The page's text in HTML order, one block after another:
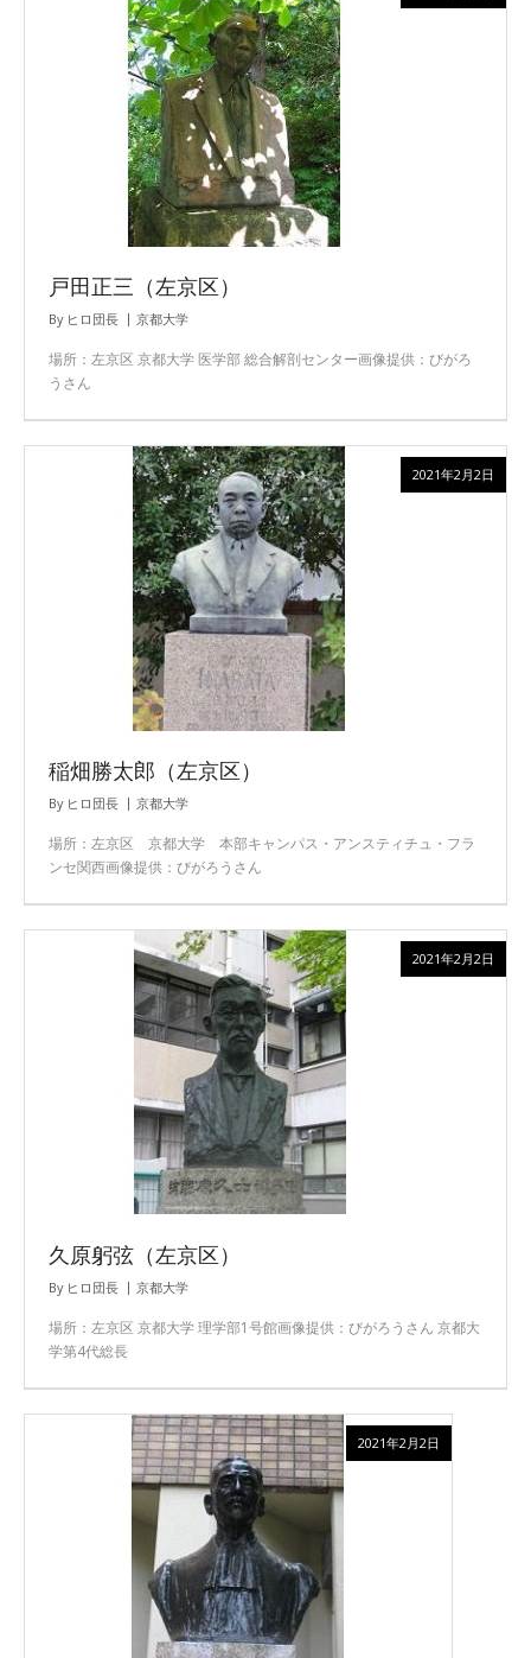
戸田正三（左京区）
By ヒロ団長 京都大学
場所：左京区 京都大学 医学部 総合解剖センター画像提供：びがろ
うさん
稲畑勝太郎（左京区）
By ヒロ団長 京都大学
場所：左京区 京都大学 本部キャンパス・アンスティチュ・フラ
ンセ関西画像提供：びがろうさん
2021年2月2日
久原躬弦（左京区）
By ヒロ団長 京都大学
場所：左京区 京都大学 理学部1号館画像提供：びがろうさん 京都大
学第4代総長
2021年2月2日
2021年2月2日